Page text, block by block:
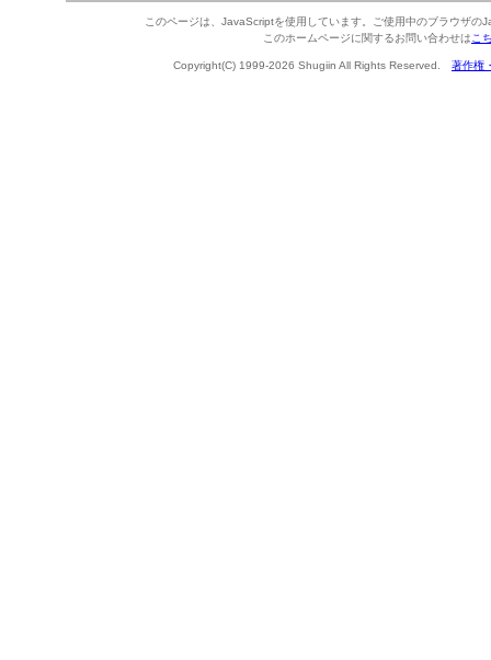
このページは、JavaScriptを使用しています。ご使用中のブラウザの
このホームページに関するお問い合わせは こ
Copyright(C) 1999-2026 Shugiin All Rights Reserved. 著作権